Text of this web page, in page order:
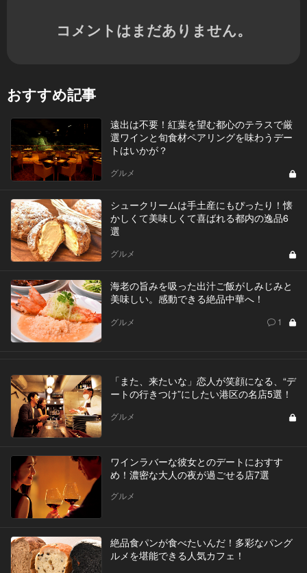
コメントはまだありません。
おすすめ記事
遠出は不要！紅葉を望む都心のテラスで厳
選ワインと旬食材ペアリングを味わうデー
トはいかが？
グルメ
シュークリームは手土産にもぴったり！懐
かしくて美味しくて喜ばれる都内の逸品6
選
グルメ
海老の旨みを吸った出汁ご飯がしみじみと
美味しい。感動できる絶品中華へ！
グルメ 1
「また、来たいな」恋人が笑顔になる、“デ
ートの行きつけ”にしたい港区の名店5選！
グルメ
ワインラバーな彼女とのデートにおすす
め！濃密な大人の夜が過ごせる店7選
グルメ
絶品食パンが食べたいんだ！多彩なパング
ルメを堪能できる人気カフェ！